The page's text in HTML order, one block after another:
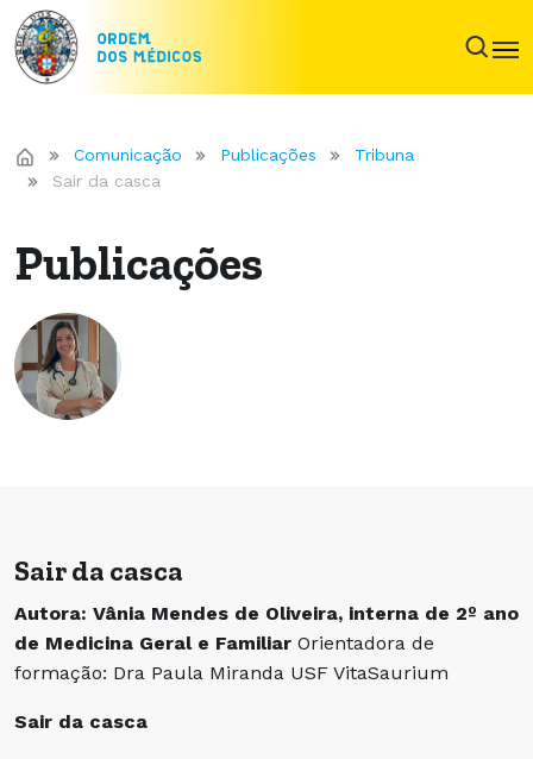
Comunicação Publicações
Tribuna
Sair da casca
Publicações
Sair da casca
Autora: Vânia Mendes de Oliveira, interna de 2º ano
de Medicina Geral e Familiar Orientadora de
formação: Dra Paula Miranda USF VitaSaurium
Sair da casca